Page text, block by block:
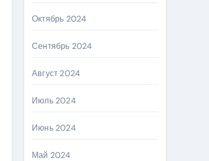
Октябрь 2024
Сентябрь 2024
Август 2024
Июль 2024
Июнь 2024
Май 2024